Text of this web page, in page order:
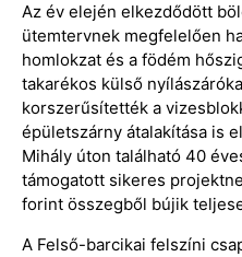
Az év elején elkezdődött
ütemtervnek megfelelően
homlokzat és a födém
takarékos külső
korszerűsítették a
épületszárny átalakítása is
Mihály úton található 40
támogatott sikeres
forint összegből bújik
A Felső-barcikai felszíni